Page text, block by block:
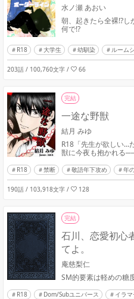
水ノ瀬 あおい
朝、起きたら全裸!?
何で!?
R18 大学生 幼馴染 ルーム
203話 / 100,760文字 / 66
完結
一途な野獣
結月 みゆ
R18「先生が欲しい…
獣に今夜も抱かれる
R18 禁断 敬語年下攻め 年
190話 / 103,918文字 / 128
完結
石川、恋愛初心
てよ。
庵慈梨仁
SM的要素は軽めの糖
R18 Dom/Subユニバース イラ